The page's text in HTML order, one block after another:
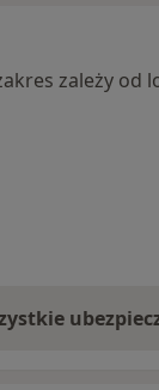
zależy od